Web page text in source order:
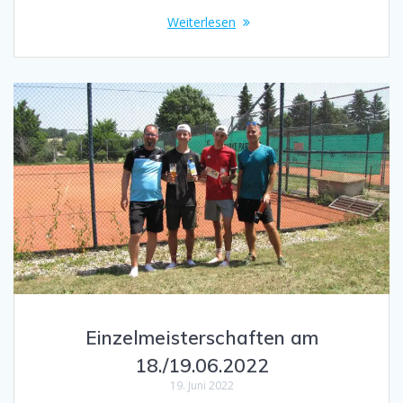
Weiterlesen
Einzelmeisterschaften am
18./19.06.2022
19. Juni 2022